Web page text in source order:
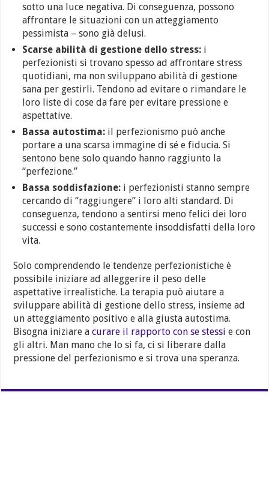
sotto una luce negativa. Di conseguenza, possono
affrontare le situazioni con un atteggiamento
pessimista – sono già delusi.
Scarse abilità di gestione dello stress: i
perfezionisti si trovano spesso ad affrontare stress
quotidiani, ma non sviluppano abilità di gestione
sana per gestirli. Tendono ad evitare o rimandare le
loro liste di cose da fare per evitare pressione e
aspettative.
Bassa autostima: il perfezionismo può anche
portare a una scarsa immagine di sé e fiducia. Si
sentono bene solo quando hanno raggiunto la
“perfezione.”
Bassa soddisfazione: i perfezionisti stanno sempre
cercando di “raggiungere” i loro alti standard. Di
conseguenza, tendono a sentirsi meno felici dei loro
successi e sono costantemente insoddisfatti della loro
vita.
Solo comprendendo le tendenze perfezionistiche è
possibile iniziare ad alleggerire il peso delle
aspettative irrealistiche. La terapia può aiutare a
sviluppare abilità di gestione dello stress, insieme ad
un atteggiamento positivo e alla giusta autostima.
Bisogna iniziare acurare il rapporto con se stessi e con
gli altri. Man mano che lo si fa, ci si liberare dalla
pressione del perfezionismo e si trova una speranza.